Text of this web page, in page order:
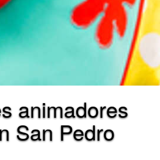
animadores
San Pedro